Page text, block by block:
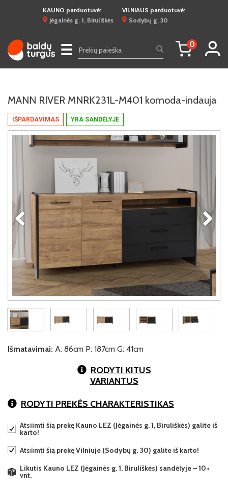
KAUNO parduotuvė:
Jėgainės g. 1, Biruliškės
VILNIAUS parduotuvė:
Sodybų g. 30
☰ 0
IŠPARDAVIMAS YRA SANDĖLYJE
MANN RIVER MNRK231L-M401 komoda-indauja
Išmatavimai: A: 86cm P: 187cm G: 41cm
RODYTI KITUS
VARIANTUS
RODYTI PREKĖS CHARAKTERISTIKAS
Atsiimti šią prekę Kauno LEZ (Jėgainės g. 1, Biruliškės) galite iš
karto!
Atsiimti šią prekę Vilniuje (Sodybų g. 30) galite iš karto!
Likutis Kauno LEZ (Jėgainės g. 1, Biruliškės) sandėlyje – 10+
vnt.